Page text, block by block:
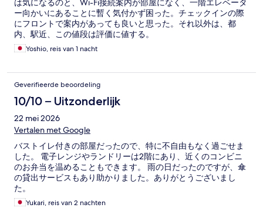
は気になるのと、Wi-Fi接続案内が部屋になく、一階エレベータ
ー向かいにあることに暫く気付かず困った。チェックインの際
にフロントで案内があっても良いと思った。それ以外は、都
内、駅近、この値段は評価に値する。
Yoshio, reis van 1 nacht
Geverifieerde beoordeling
10/10 – Uitzonderlijk
22 mei 2026
Vertalen met Google
バストイレ付きの部屋だったので、特に不自由もなく過ごせま
した。 電子レンジやランドリーは2階にあり、近くのコンビニ
のお弁当を温めることもできます。 雨の日だったのですが、傘
の貸出サービスもあり助かりました。ありがとうございまし
た。
Yukari, reis van 2 nachten